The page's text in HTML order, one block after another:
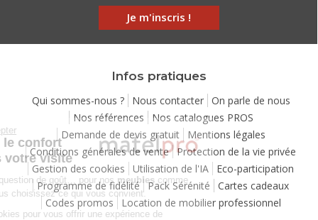
Je m'inscris !
Infos pratiques
Qui sommes-nous ? Nous contacter
On parle de nous
Nos références
Nos catalogues PROS
Demande de devis gratuit
Mentions légales
Conditions générales de vente Protection de la vie privée
Gestion des cookies
Utilisation de l'IA
Eco-participation
Programme de fidélité Pack Sérénité
Cartes cadeaux
Codes promos
Location de mobilier professionnel
Continuer sans accepter
Chez Matelpro, le confort
commence dès votre visite
Leconfort, c'est une question de goût… pour nosmeubles
comme
pour nos cookies ! Vous choisissez ce qui vous convient.
Nous utilisons des cookies pour vous offrir une expérience de